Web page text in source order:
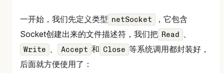
一开始，我们先定义类型 netSocket
，它包含
Socket创建出来的文件描述符，我们把 Read 、
Write 、 Accept 和 Close 等系统调用都封装好，
后面就方便使用了：